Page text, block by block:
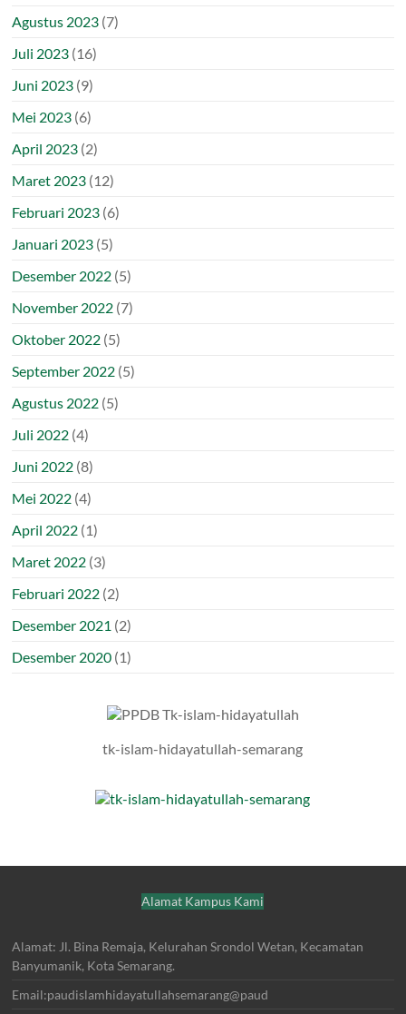
Agustus 2023 (7)
Juli 2023 (16)
Juni 2023 (9)
Mei 2023 (6)
April 2023 (2)
Maret 2023 (12)
Februari 2023 (6)
Januari 2023 (5)
Desember 2022 (5)
November 2022 (7)
Oktober 2022 (5)
September 2022 (5)
Agustus 2022 (5)
Juli 2022 (4)
Juni 2022 (8)
Mei 2022 (4)
April 2022 (1)
Maret 2022 (3)
Februari 2022 (2)
Desember 2021 (2)
Desember 2020 (1)
tk-islam-hidayatullah-semarang
Alamat Kampus Kami
Alamat: Jl. Bina Remaja, Kelurahan Srondol Wetan, Kecamatan
Banyumanik, Kota Semarang.
Email:paudislamhidayatullahsemarang@paud